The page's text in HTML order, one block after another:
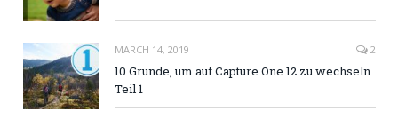
MARCH 14, 2019 2
10 Gründe, um auf Capture One 12 zu wechseln.
Teil 1